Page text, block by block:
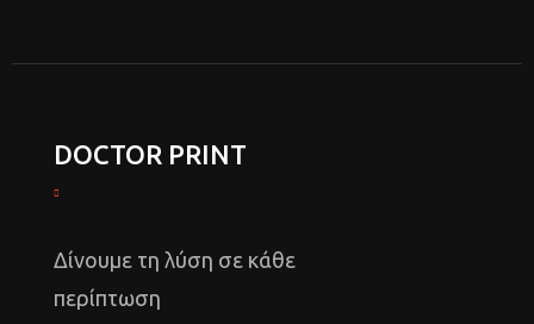
DOCTOR PRINT
Δίνουμε τη λύση σε κάθε
περίπτωση